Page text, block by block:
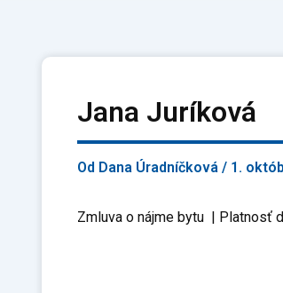
Jana Juríková
Od Dana Úradníčková / 1.
Zmluva o nájme bytu | Platnosť